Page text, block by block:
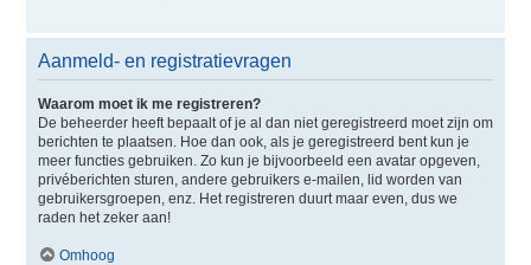
Aanmeld- en registratievragen
Waarom moet ik me registreren?
De beheerder heeft bepaalt of je al dan niet geregistreerd moet zijn om
berichten te plaatsen. Hoe dan ook, als je geregistreerd bent kun je
meer functies gebruiken. Zo kun je bijvoorbeeld een avatar opgeven,
privéberichten sturen, andere gebruikers e-mailen, lid worden van
gebruikersgroepen, enz. Het registreren duurt maar even, dus we
raden het zeker aan!
Omhoog